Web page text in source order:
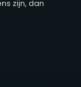
zijn, dan